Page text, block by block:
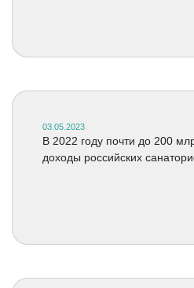
03.05.2023
В 2022 году почти до 200
доходы российских